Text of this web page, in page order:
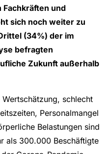
Fachkräften und
sich noch weiter zu
(34%) der im
befragten
Zukunft außerhalb
schlecht
Personalmangel
Belastungen sind
als 300.000 Beschäftigte